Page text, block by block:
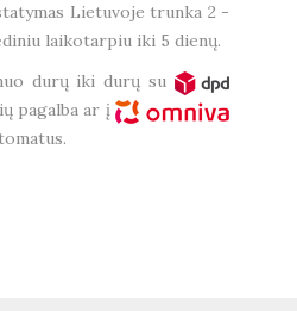
Lietuvoje trunka 2 -
laikotarpiu iki 5 dienų.
durų iki durų su
pagalba ar į